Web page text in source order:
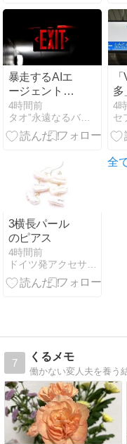
テ
日)
暴走するAIエ
ージェント―
人類は「超知
能」を扱う精
神性を備えて
4時間前
タオ”永遠なるバランス”の香り
多
地
4
セ
3横長パール
のピアス
4時間前
ドイツ発アクセサリー自宅サロンで海外女性ライフコーディネート
全
7
くるメモ